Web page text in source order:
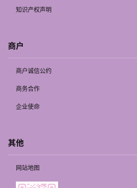
知识产权声明
商户
商户诚信公约
商务合作
企业使命
其他
网站地图